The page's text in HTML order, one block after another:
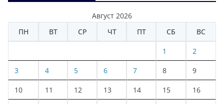
Август 2026
ПН
ВТ СР ЧТ ПТ СБ ВС
1 2
3 4 5 6 7 8 9
10 11 12 13 14 15 16